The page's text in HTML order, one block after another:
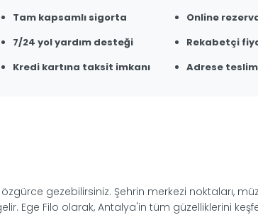
Tam kapsamlı sigorta
7/24 yol yardım desteği
Kredi kartına taksit imkanı
Online
Rekabetçi
Adrese
gezebilirsiniz. Şehrin merkezi noktaları,
Ege Filo olarak, Antalya'in tüm güzelliklerini